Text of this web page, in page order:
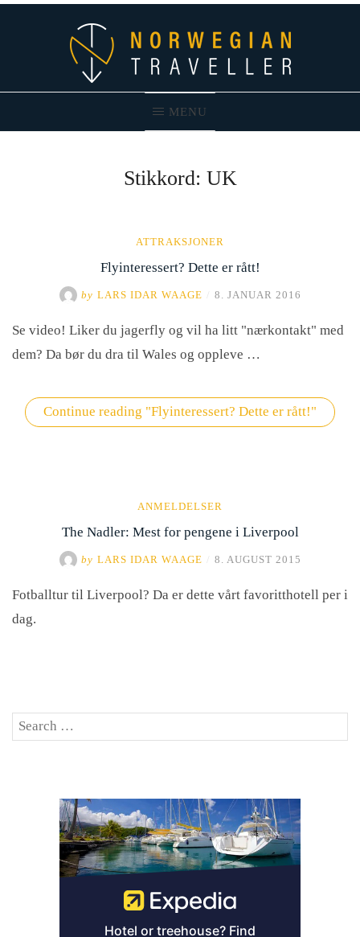
MENU
Norwegian Traveller – Reiseblogg
Stikkord: UK
ATTRAKSJONER
Flyinteressert? Dette er rått!
by LARS IDAR WAAGE 8. JANUAR 2016
Se video! Liker du jagerfly og vil ha litt "nærkontakt" med
dem? Da bør du dra til Wales og oppleve …
Continue reading "Flyinteressert? Dette er rått!"
ANMELDELSER
The Nadler: Mest for pengene i Liverpool
by LARS IDAR WAAGE 8. AUGUST 2015
Fotballtur til Liverpool? Da er dette vårt favoritthotell per i
dag.
Search